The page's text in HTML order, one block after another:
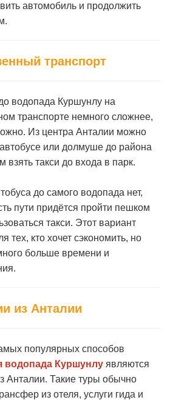
автомобиль и продолжить
транспорт
водопада Куршунлу на
транспорте немного сложнее,
Из центра Анталии можно
или долмуше до района
взять такси до входа в парк.
до самого водопада нет,
пути придётся пройти пешком
такси. Этот вариант
тех, кто хочет сэкономить, но
больше времени и
из Анталии
популярных способов
водопада Куршунлу являются
Анталии. Такие туры обычно
из отеля, услуги гида и